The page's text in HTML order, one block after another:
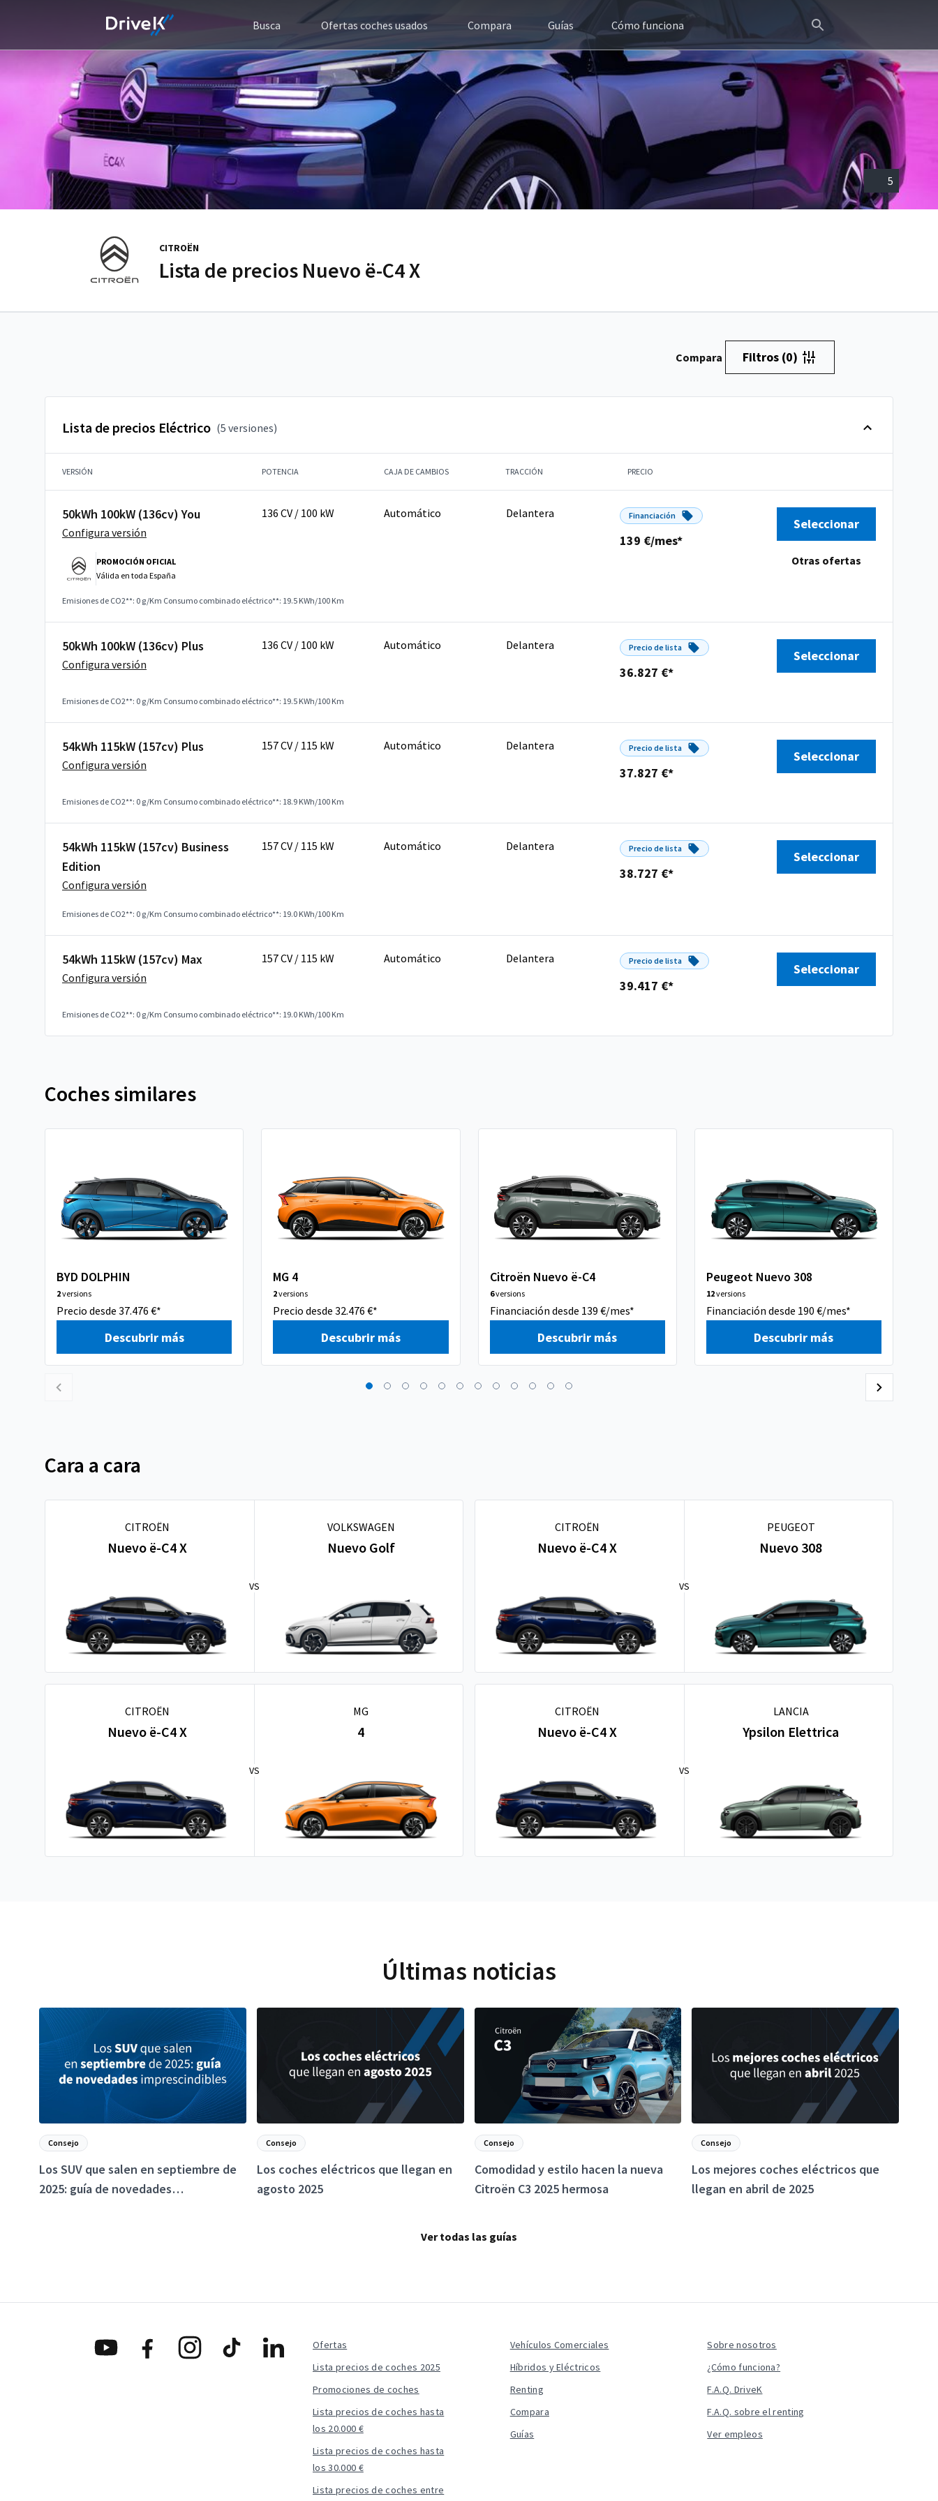
Busca Ofertas coches usados Compara Guías Cómo funciona
5
CITROËN
Lista de precios Nuevo ë-C4 X
Compara Filtros (0)
Lista de precios Eléctrico (5 versiones)
VERSIÓN POTENCIA CAJA DE CAMBIOS TRACCIÓN PRECIO
50kWh 100kW (136cv) You
Configura versión
136 CV / 100 kW Automático Delantera
PROMOCIÓN OFICIAL
Válida en toda España
Financiación
139 €/mes*
Seleccionar
Otras ofertas
Emisiones de CO2**: 0 g/Km Consumo combinado eléctrico**: 19.5 KWh/100 Km
50kWh 100kW (136cv) Plus
Configura versión
136 CV / 100 kW Automático Delantera Precio de lista
36.827 €*
Seleccionar
Emisiones de CO2**: 0 g/Km Consumo combinado eléctrico**: 19.5 KWh/100 Km
54kWh 115kW (157cv) Plus
Configura versión
157 CV / 115 kW Automático Delantera Precio de lista
37.827 €*
Seleccionar
Emisiones de CO2**: 0 g/Km Consumo combinado eléctrico**: 18.9 KWh/100 Km
54kWh 115kW (157cv) Business
Edition
Configura versión
157 CV / 115 kW Automático Delantera Precio de lista
38.727 €*
Seleccionar
Emisiones de CO2**: 0 g/Km Consumo combinado eléctrico**: 19.0 KWh/100 Km
54kWh 115kW (157cv) Max
Configura versión
157 CV / 115 kW Automático Delantera Precio de lista
39.417 €*
Seleccionar
Emisiones de CO2**: 0 g/Km Consumo combinado eléctrico**: 19.0 KWh/100 Km
Coches similares
BYD DOLPHIN
2versions
Precio desde 37.476 €*
Descubrir más
MG 4
2versions
Precio desde 32.476 €*
Descubrir más
Citroën Nuevo ë-C4
6versions
Financiación desde 139 €/mes*
Descubrir más
Peugeot Nuevo 308
12versions
Financiación desde 190 €/mes*
Descubrir más
Cara a cara
CITROËN
Nuevo ë-C4 X
VS
VOLKSWAGEN
Nuevo Golf
CITROËN
Nuevo ë-C4 X
VS
PEUGEOT
Nuevo 308
CITROËN
Nuevo ë-C4 X
VS
MG
4
CITROËN
Nuevo ë-C4 X
VS
LANCIA
Ypsilon Elettrica
Últimas noticias
Consejo
Los SUV que salen en septiembre de
2025: guía de novedades
Consejo
Los coches eléctricos que llegan en
agosto 2025
Consejo
Comodidad y estilo hacen la nueva
Citroën C3 2025 hermosa
Consejo
Los mejores coches eléctricos que
llegan en abril de 2025
Ver todas las guías
Ofertas
Lista precios de coches 2025
Promociones de coches
Lista precios de coches hasta
los 20.000 €
Lista precios de coches hasta
los 30.000 €
Lista precios de coches entre
Vehículos Comerciales
Híbridos y Eléctricos
Renting
Compara
Guías
Sobre nosotros
¿Cómo funciona?
F.A.Q. DriveK
F.A.Q. sobre el renting
Ver empleos